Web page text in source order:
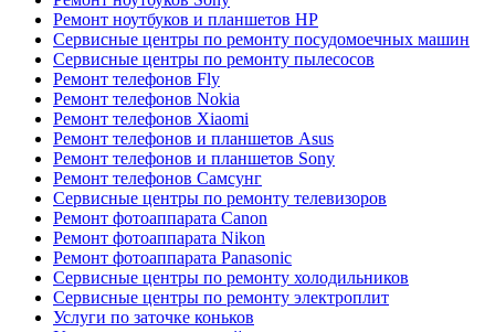
Ремонт ноутбуков и планшетов HP
Сервисные центры по ремонту посудомоечных машин
Сервисные центры по ремонту пылесосов
Ремонт телефонов Fly
Ремонт телефонов Nokia
Ремонт телефонов Xiaomi
Ремонт телефонов и планшетов Asus
Ремонт телефонов и планшетов Sony
Ремонт телефонов Самсунг
Сервисные центры по ремонту телевизоров
Ремонт фотоаппарата Canon
Ремонт фотоаппарата Nikon
Ремонт фотоаппарата Panasonic
Сервисные центры по ремонту холодильников
Сервисные центры по ремонту электроплит
Услуги по заточке коньков